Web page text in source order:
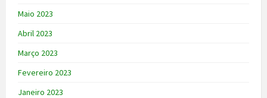
Maio 2023
Abril 2023
Março 2023
Fevereiro 2023
Janeiro 2023